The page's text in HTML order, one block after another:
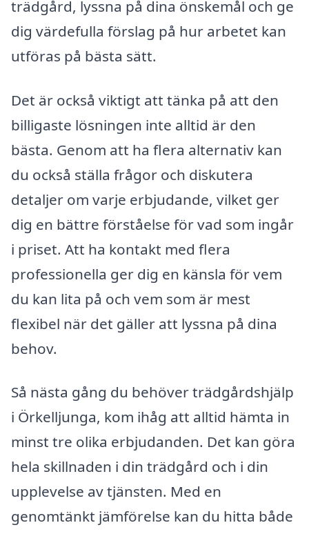
trädgård, lyssna på dina önskemål och ge
dig värdefulla förslag på hur arbetet kan
utföras på bästa sätt.
Det är också viktigt att tänka på att den
billigaste lösningen inte alltid är den
bästa. Genom att ha flera alternativ kan
du också ställa frågor och diskutera
detaljer om varje erbjudande, vilket ger
dig en bättre förståelse för vad som ingår
i priset. Att ha kontakt med flera
professionella ger dig en känsla för vem
du kan lita på och vem som är mest
flexibel när det gäller att lyssna på dina
behov.
Så nästa gång du behöver trädgårdshjälp
i Örkelljunga, kom ihåg att alltid hämta in
minst tre olika erbjudanden. Det kan göra
hela skillnaden i din trädgård och i din
upplevelse av tjänsten. Med en
genomtänkt jämförelse kan du hitta både